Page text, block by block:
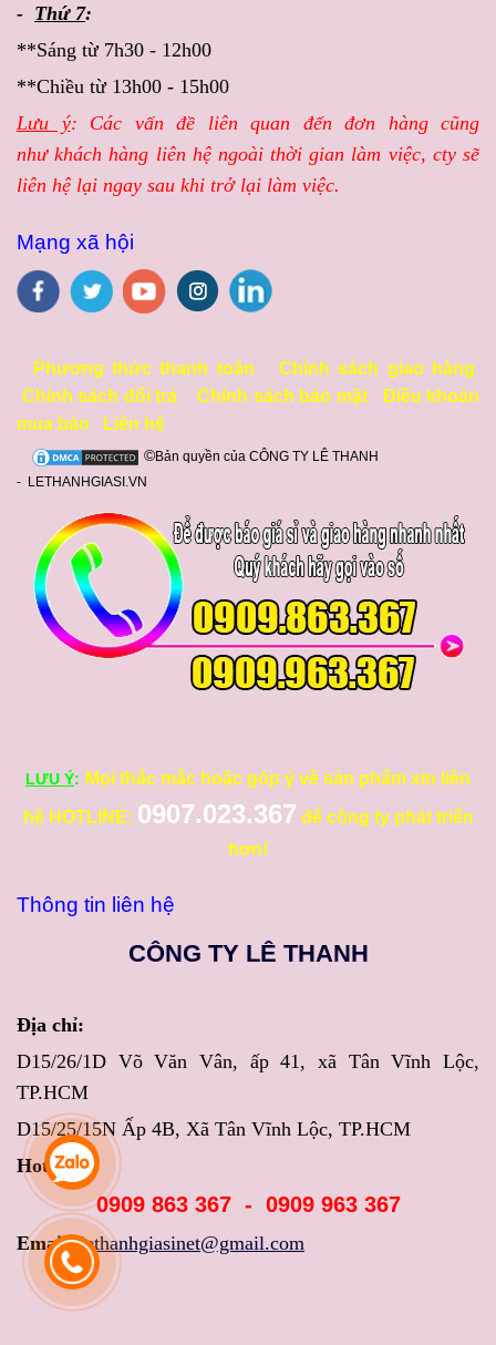
- Thứ 7:
**Sáng từ 7h30 - 12h00
**Chiều từ 13h00 - 15h00
Lưu ý: Các vấn đề liên quan đến đơn hàng cũng
như khách hàng liên hệ ngoài thời gian làm việc, cty sẽ
liên hệ lại ngay sau khi trở lại làm việc.
Mạng xã hội
Phương thức thanh toán
Chính sách giao hàng
Chính sách đổi trả
Chính sách bảo mật
Điều khoản
mua bán
Liên hệ
©Bản quyền của CÔNG TY LÊ THANH
- LETHANHGIASI.VN
LƯU Ý: Mọi thắc mắc hoặc góp ý về sản phẩm xin liên
hệ HOTLINE: 0907.023.367 để công ty phát triển
hơn!
Thông tin liên hệ
CÔNG TY LÊ THANH
Địa chỉ:
D15/26/1D Võ Văn Vân, ấp 41, xã Tân Vĩnh Lộc,
TP.HCM
D15/25/15N Ấp 4B, Xã Tân Vĩnh Lộc, TP.HCM
Hotline:
0909 863 367 - 0909 963 367
Email:lethanhgiasinet@gmail.com